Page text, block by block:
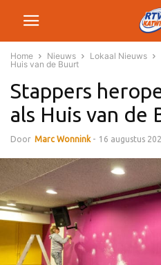
Home Nieuws Lokaal Nieuws
Huis van de Buurt
Stappers
als Huis van de
Door Marc Wonnink - 16 augustus